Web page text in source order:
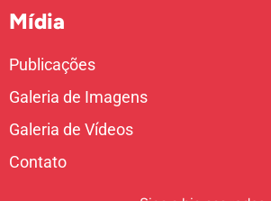
Mídia
Publicações
Galeria de Imagens
Galeria de Vídeos
Contato